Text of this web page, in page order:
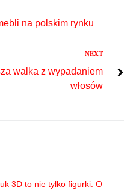
na polskim rynku
NEXT
walka z wypadaniem
włosów
3D to nie tylko figurki. O